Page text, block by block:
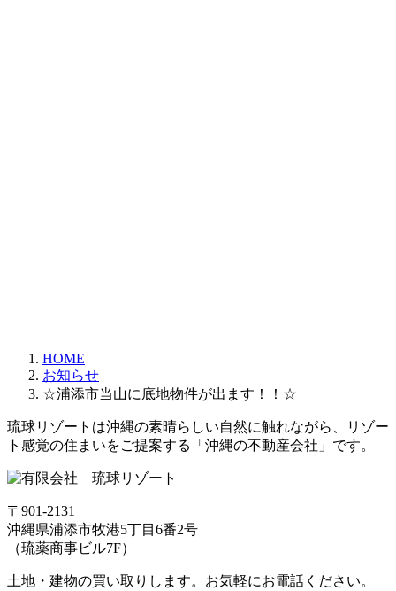
HOME
お知らせ
☆浦添市当山に底地物件が出ます！！☆
琉球リゾートは沖縄の素晴らしい自然に触れながら、リゾー
ト感覚の住まいをご提案する「沖縄の不動産会社」です。
〒901-2131
沖縄県浦添市牧港5丁目6番2号
（琉薬商事ビル7F）
土地・建物の買い取りします。お気軽にお電話ください。